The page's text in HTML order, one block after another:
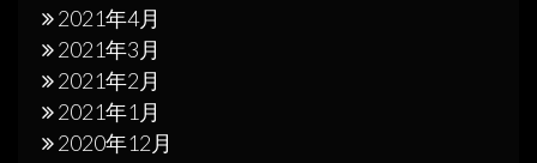
2021年4月
2021年3月
2021年2月
2021年1月
2020年12月